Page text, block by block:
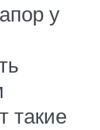
у
такие